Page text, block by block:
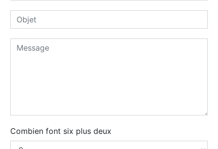
Combien font six plus deux